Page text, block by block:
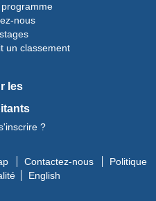
nous
un classement
les
?
Contactez-nous
Politique
English